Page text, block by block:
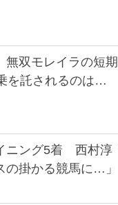
無双モレイラの短
を託されるのは…
ニング5着 西村淳
の掛かる競馬に…」